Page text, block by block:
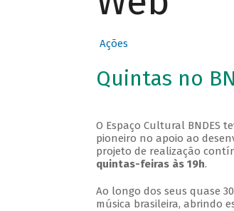
Ações
Quintas no
O Espaço Cultural BNDES
pioneiro no apoio ao
projeto de realização
quintas-feiras às 19h.
Ao longo dos seus quase
música brasileira, abrindo